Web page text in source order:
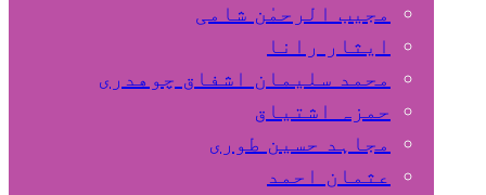
مجیب الرحمٰن شامی
ایثار رانا
محمد سلیمان اشفاق چوهدری
حمزہ اشتیاق
مجاہد حسین طوری
عثمان احمد